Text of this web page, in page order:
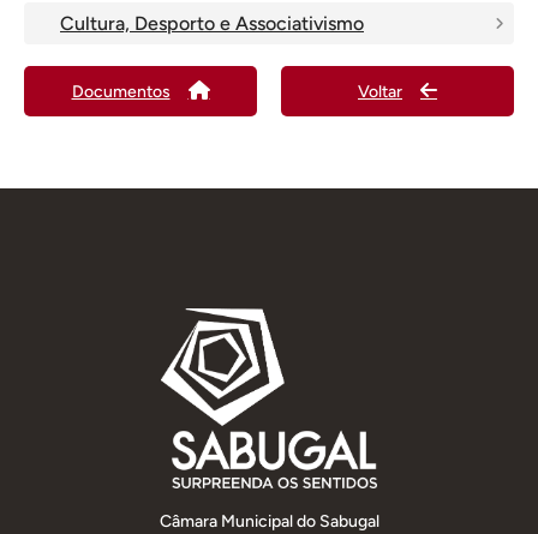
Cultura, Desporto e Associativismo
Documentos Voltar
Câmara Municipal do Sabugal